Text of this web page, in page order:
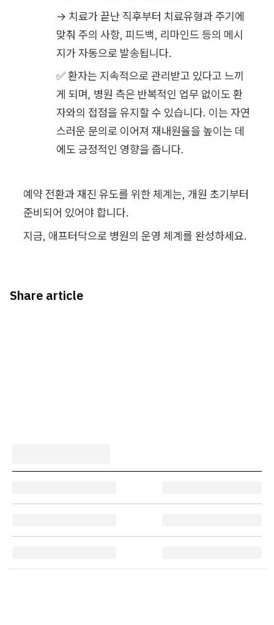
→ 치료가 끝난 직후부터 치료유형과 주기에
맞춰 주의 사항, 피드백, 리마인드 등의 메시
지가 자동으로 발송됩니다.
✅ 환자는 지속적으로 관리받고 있다고 느끼
게 되며, 병원 측은 반복적인 업무 없이도 환
자와의 접점을 유지할 수 있습니다. 이는 자연
스러운 문의로 이어져 재내원율을 높이는 데
에도 긍정적인 영향을 줍니다.
예약 전환과 재진 유도를 위한 체계는, 개원 초기부터
준비되어 있어야 합니다.
지금, 애프터닥으로 병원의 운영 체계를 완성하세요.
Share article